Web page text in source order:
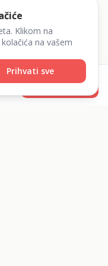
Rezerviraj
Klikom na
na vašem
Prihvati sve